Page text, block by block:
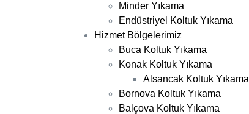
Minder Yıkama
Endüstriyel Koltuk Yıkama
Hizmet Bölgelerimiz
Buca Koltuk Yıkama
Konak Koltuk Yıkama
Alsancak Koltuk Yıkama
Bornova Koltuk Yıkama
Balçova Koltuk Yıkama